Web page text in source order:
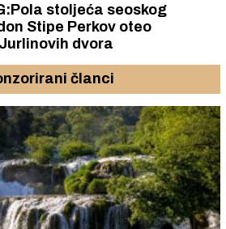
stoljeća seoskog
dvora
članci